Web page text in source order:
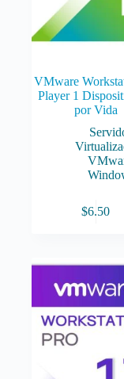
VMware
Player 1
por Vida
$6.50